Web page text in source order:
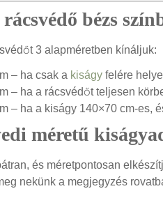
bézs
3 alapméretben kínáljuk:
– ha csak a kiságy felére
– ha a rácsvédőt teljesen
– ha a kiságy 140×70 cm-es,
méretű
és méretpontosan
nekünk a megjegyzés